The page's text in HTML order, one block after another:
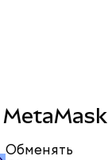
MetaMask
Обменять